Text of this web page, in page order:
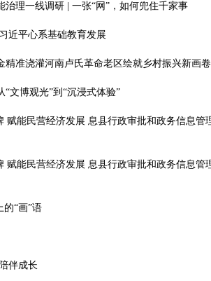
治理一线调研 | 一张“网”，如何兜住千家事
近平心系基础教育发展
精准浇灌河南卢氏革命老区绘就乡村振兴新画卷
文博观光”到“沉浸式体验”
赋能民营经济发展 息县行政审批和政务信息管
赋能民营经济发展 息县行政审批和政务信息管
的“画”语
伴成长